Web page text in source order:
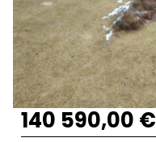
140 590,00 €